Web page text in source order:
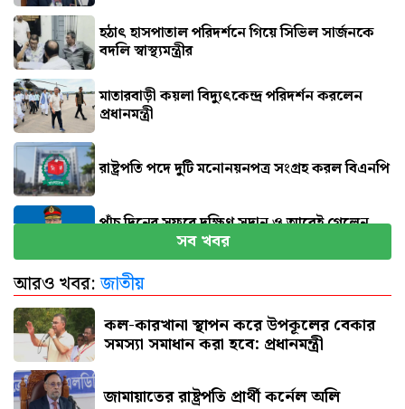
হঠাৎ হাসপাতাল পরিদর্শনে গিয়ে সিভিল সার্জনকে
বদলি স্বাস্থ্যমন্ত্রীর
মাতারবাড়ী কয়লা বিদ্যুৎকেন্দ্র পরিদর্শন করলেন
প্রধানমন্ত্রী
রাষ্ট্রপতি পদে দুটি মনোনয়নপত্র সংগ্রহ করল বিএনপি
পাঁচ দিনের সফরে দক্ষিণ সুদান ও আবেই গেলেন
হরমুজ খুলতে যুক্তরাষ্ট্রকে যেসব শর্ত দিল ইরান
সব খবর
আরও খবর:জাতীয়
কল-কারখানা স্থাপন করে উপকূলের বেকার
সমস্যা সমাধান করা হবে: প্রধানমন্ত্রী
জামায়াতের রাষ্ট্রপতি প্রার্থী কর্নেল অলি